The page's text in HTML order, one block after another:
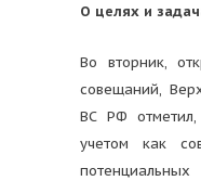
О целях и
Во вторник,
совещаний,
ВС РФ
учетом как